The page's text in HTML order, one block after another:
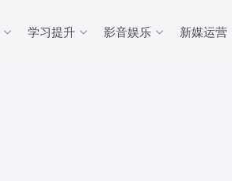
学习提升 影音娱乐 新媒运营